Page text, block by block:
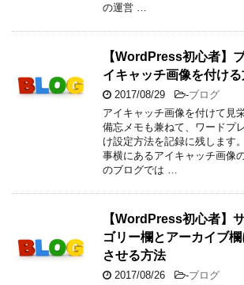
の運営 …
【WordPress初心者】
イキャッチ画像を付け
2017/08/29 -ブログ
アイキャッチ画像を付けて見
備忘メモも兼ねて、ワードプ
け設定方法を記録に残します
事横にあるアイキャッチ画像
のブログでは …
【WordPress初心者】
ゴリー欄とアーカイブ
させる方法
2017/08/26 -ブログ